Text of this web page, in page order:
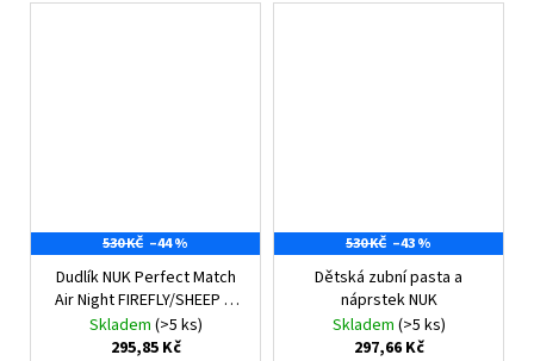
530 KČ –44 %
Dudlík NUK Perfect Match
Air Night FIREFLY/SHEEP 0-
6m 2ks box 0-6 m
Skladem (>5 ks)
295,85 Kč
530 KČ –43 %
Dětská zubní pasta a
náprstek NUK
Skladem (>5 ks)
297,66 Kč